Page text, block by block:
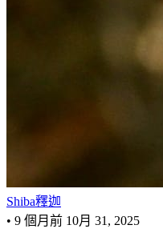
Shiba釋迦
• 9 個月前 10月 31, 2025